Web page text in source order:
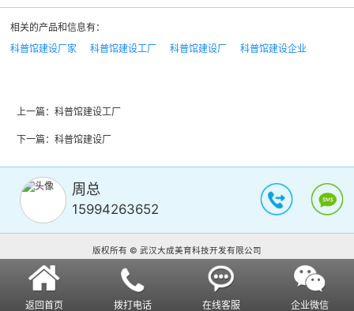
相关的产品和信息有：
科普馆建设厂家
科普馆建设工厂 科普馆建设厂 科普馆建设企业
上一篇： 科普馆建设工厂
下一篇： 科普馆建设厂
周总
15994263652
版权所有 © 武汉大成美育科技开发有限公司
返回首页 拨打电话 在线客服 企业微信